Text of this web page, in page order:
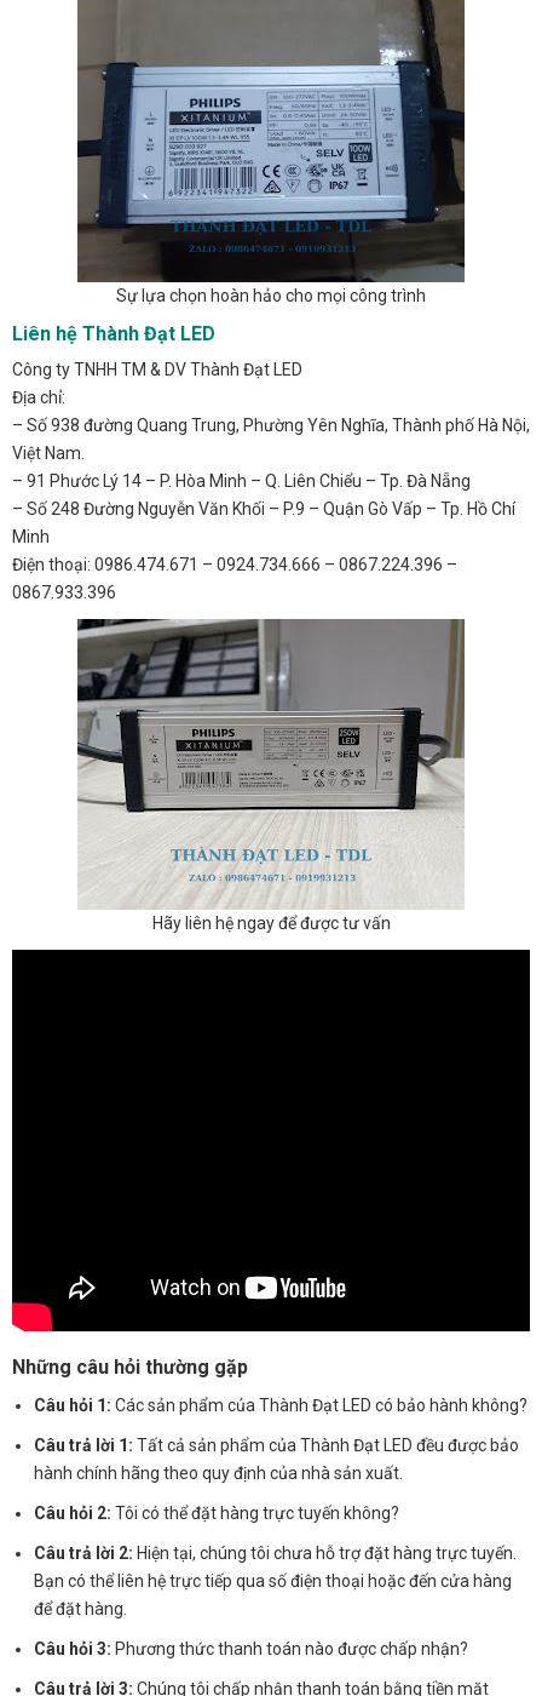
Sự lựa chọn hoàn hảo cho mọi công trình
Liên hệ Thành Đạt LED
Công ty TNHH TM & DV Thành Đạt LED
Địa chỉ:
– Số 938 đường Quang Trung, Phường Yên Nghĩa, Thành phố Hà Nội,
Việt Nam.
– 91 Phước Lý 14 – P. Hòa Minh – Q. Liên Chiểu – Tp. Đà Nẵng
– Số 248 Đường Nguyễn Văn Khối – P.9 – Quận Gò Vấp – Tp. Hồ Chí
Minh
Điện thoại: 0986.474.671 – 0924.734.666 – 0867.224.396 –
0867.933.396
Hãy liên hệ ngay để được tư vấn
Những câu hỏi thường gặp
Câu hỏi 1: Các sản phẩm của Thành Đạt LED có bảo hành không?
Câu trả lời 1: Tất cả sản phẩm của Thành Đạt LED đều được bảo
hành chính hãng theo quy định của nhà sản xuất.
Câu hỏi 2: Tôi có thể đặt hàng trực tuyến không?
Câu trả lời 2: Hiện tại, chúng tôi chưa hỗ trợ đặt hàng trực tuyến.
Bạn có thể liên hệ trực tiếp qua số điện thoại hoặc đến cửa hàng
để đặt hàng.
Câu hỏi 3: Phương thức thanh toán nào được chấp nhận?
Câu trả lời 3: Chúng tôi chấp nhận thanh toán bằng tiền mặt